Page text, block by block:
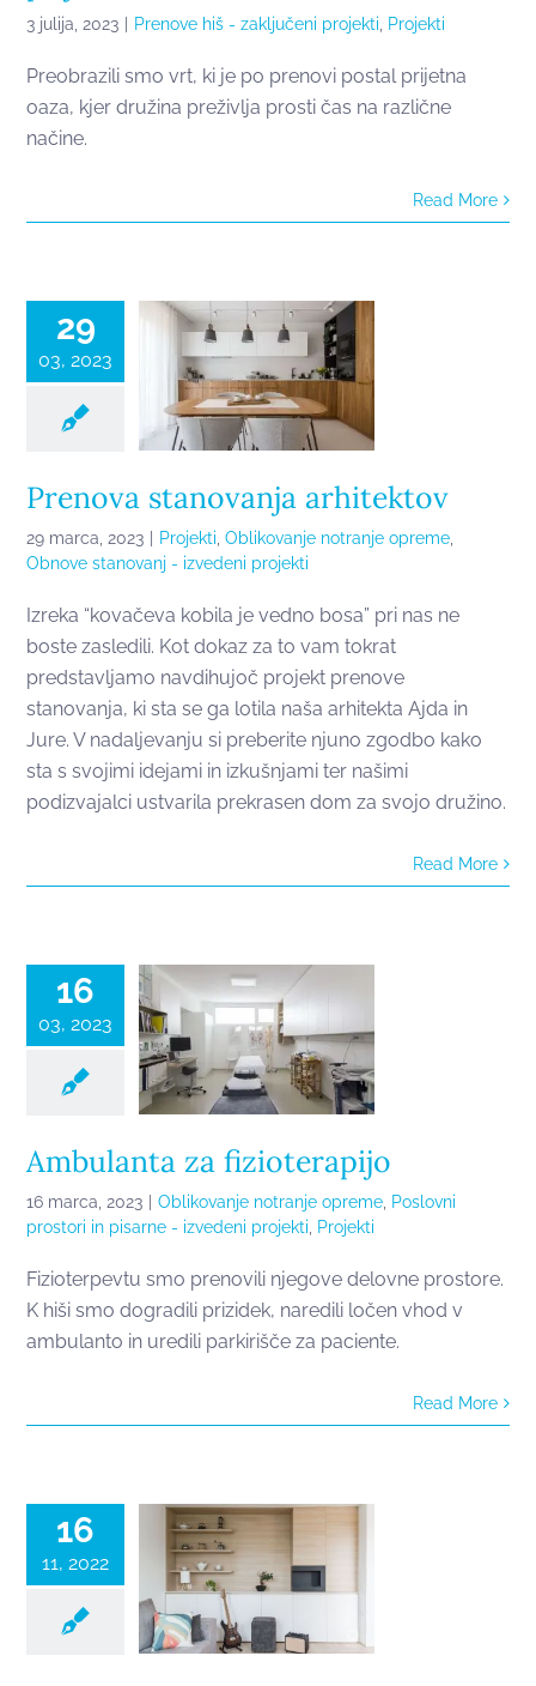
3 julija, 2023 Prenove hiš - zaključeni projekti, Projekti
Preobrazili smo vrt, ki je po prenovi postal prijetna
oaza, kjer družina preživlja prosti čas na različne
načine.
Read More
29
03, 2023
Prenova
arhitektov
Prenova stanovanja arhitektov
29 marca, 2023 Projekti,Oblikovanje notranje opreme,
Obnove stanovanj - izvedeni projekti
Izreka “kovačeva kobila je vedno bosa” pri nas ne
boste zasledili. Kot dokaz za to vam tokrat
predstavljamo navdihujoč projekt prenove
stanovanja, ki sta se ga lotila naša arhitekta Ajda in
Jure. V nadaljevanju si preberite njuno zgodbo kako
sta s svojimi idejami in izkušnjami ter našimi
podizvajalci ustvarila prekrasen dom za svojo družino.
Read More
16
03, 2023
Ambulanta
fizioterapijo
Ambulanta za fizioterapijo
16 marca, 2023 Oblikovanje notranje opreme, Poslovni
prostori in pisarne - izvedeni projekti, Projekti
Fizioterpevtu smo prenovili njegove delovne prostore.
K hiši smo dogradili prizidek, naredili ločen vhod v
ambulanto in uredili parkirišče za paciente.
Read More
16
11, 2022
kotičkom